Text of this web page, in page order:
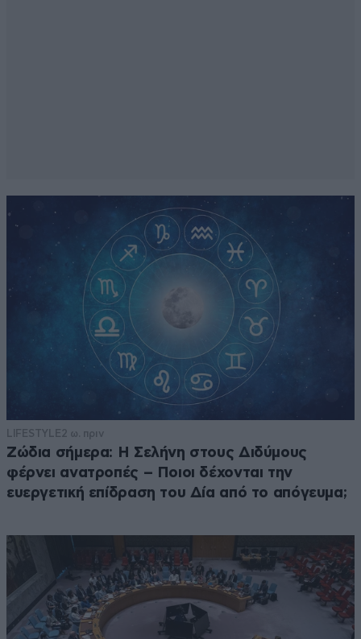
LIFESTYLE 2 ω. πριν
Ζώδια σήμερα: Η Σελήνη στους Διδύμους
φέρνει ανατροπές – Ποιοι δέχονται την
ευεργετική επίδραση του Δία από το απόγευμα;